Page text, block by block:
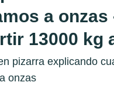
a onzas
13000 kg